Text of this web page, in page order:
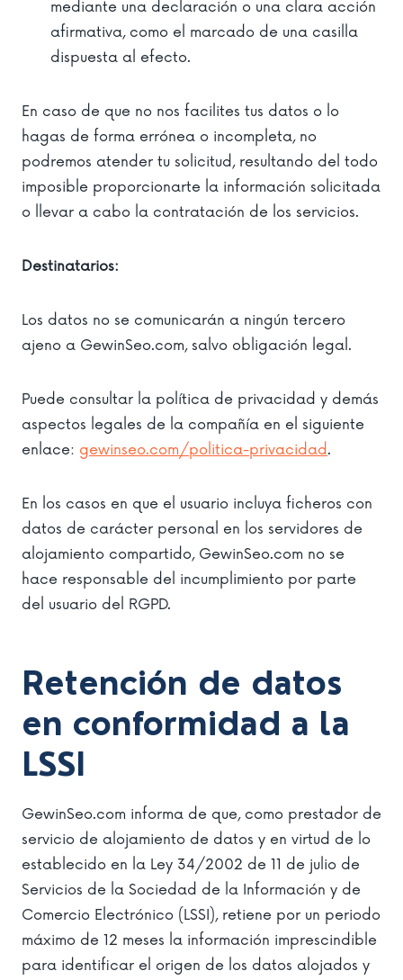
mediante una declaración o una clara acción
afirmativa, como el marcado de una casilla
dispuesta al efecto.
En caso de que no nos facilites tus datos o lo
hagas de forma errónea o incompleta, no
podremos atender tu solicitud, resultando del todo
imposible proporcionarte la información solicitada
o llevar a cabo la contratación de los servicios.
Destinatarios:
Los datos no se comunicarán a ningún tercero
ajeno a GewinSeo.com, salvo obligación legal.
Puede consultar la política de privacidad y demás
aspectos legales de la compañía en el siguiente
enlace: gewinseo.com/politica-privacidad .
En los casos en que el usuario incluya ficheros con
datos de carácter personal en los servidores de
alojamiento compartido, GewinSeo.com no se
hace responsable del incumplimiento por parte
del usuario del RGPD.
Retención de datos
en conformidad a la
LSSI
GewinSeo.com informa de que, como prestador de
servicio de alojamiento de datos y en virtud de lo
establecido en la Ley 34/2002 de 11 de julio de
Servicios de la Sociedad de la Información y de
Comercio Electrónico (LSSI), retiene por un periodo
máximo de 12 meses la información imprescindible
para identificar el origen de los datos alojados y